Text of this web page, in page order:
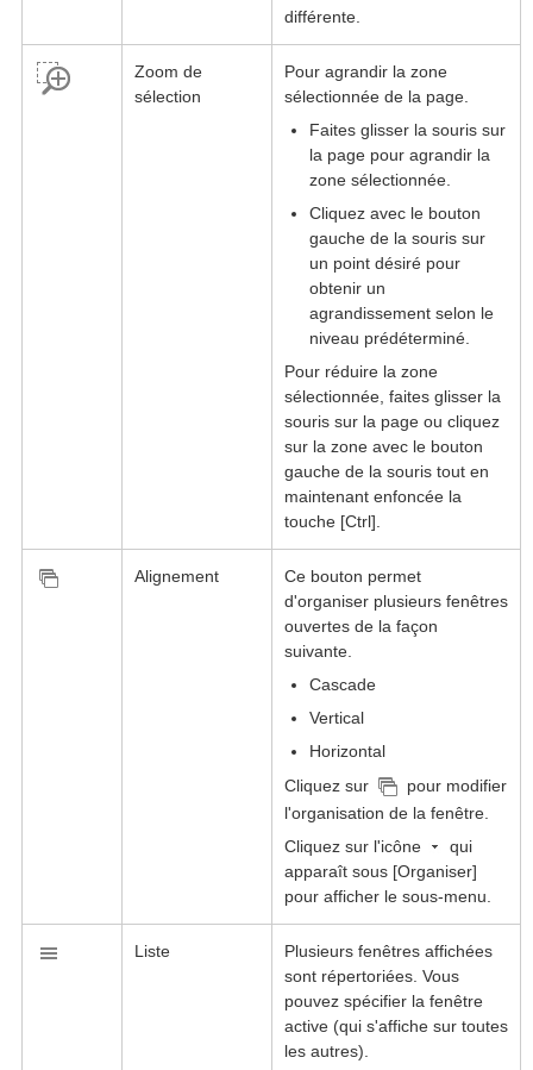
différente.
Zoom de
sélection
Pour agrandir la zone
sélectionnée de la page.
Faites glisser la souris sur
la page pour agrandir la
zone sélectionnée.
Cliquez avec le bouton
gauche de la souris sur
un point désiré pour
obtenir un
agrandissement selon le
niveau prédéterminé.
Pour réduire la zone
sélectionnée, faites glisser la
souris sur la page ou cliquez
sur la zone avec le bouton
gauche de la souris tout en
maintenant enfoncée la
touche [Ctrl].
Alignement
Ce bouton permet
d'organiser plusieurs fenêtres
ouvertes de la façon
suivante.
Cascade
Vertical
Horizontal
Cliquez sur
pour modifier
l'organisation de la fenêtre.
Cliquez sur l'icône
qui
apparaît sous [Organiser]
pour afficher le sous-menu.
Liste
Plusieurs fenêtres affichées
sont répertoriées. Vous
pouvez spécifier la fenêtre
active (qui s'affiche sur toutes
les autres).